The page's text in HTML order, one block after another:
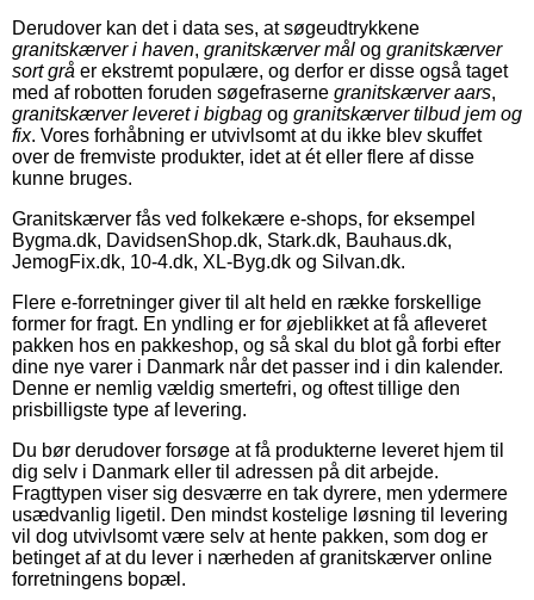
Derudover kan det i data ses, at søgeudtrykkene
granitskærver i haven, granitskærver mål og granitskærver
sort grå er ekstremt populære, og derfor er disse også taget
med af robotten foruden søgefraserne granitskærver aars,
granitskærver leveret i bigbag og granitskærver tilbud jem og
fix. Vores forhåbning er utvivlsomt at du ikke blev skuffet
over de fremviste produkter, idet at ét eller flere af disse
kunne bruges.
Granitskærver fås ved folkekære e-shops, for eksempel
Bygma.dk, DavidsenShop.dk, Stark.dk, Bauhaus.dk,
JemogFix.dk, 10-4.dk, XL-Byg.dk og Silvan.dk.
Flere e-forretninger giver til alt held en række forskellige
former for fragt. En yndling er for øjeblikket at få afleveret
pakken hos en pakkeshop, og så skal du blot gå forbi efter
dine nye varer i Danmark når det passer ind i din kalender.
Denne er nemlig vældig smertefri, og oftest tillige den
prisbilligste type af levering.
Du bør derudover forsøge at få produkterne leveret hjem til
dig selv i Danmark eller til adressen på dit arbejde.
Fragttypen viser sig desværre en tak dyrere, men ydermere
usædvanlig ligetil. Den mindst kostelige løsning til levering
vil dog utvivlsomt være selv at hente pakken, som dog er
betinget af at du lever i nærheden af granitskærver online
forretningens bopæl.